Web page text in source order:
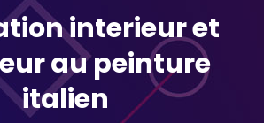
interieur et
au peinture
italien